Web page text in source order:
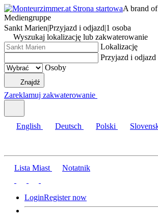
A brand of
Mediengruppe
Sankt Marien|Przyjazd i odjazd|1 osoba
Wyszukaj lokalizację lub zakwaterowanie
Lokalizację
Przyjazd i odjazd
Osoby
Znajdź
Zareklamuj zakwaterowanie
English Deutsch Polski
Lista Miast Notatnik
LoginRegister now